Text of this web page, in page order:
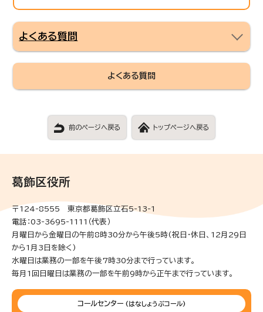
よくある質問
よくある質問
前のページへ戻る トップページへ戻る
葛飾区役所
〒124-8555 東京都葛飾区立石5-13-1
電話：03-3695-1111（代表）
月曜日から金曜日の午前8時30分から午後5時(祝日・休日、12月29日
から1月3日を除く)
水曜日は業務の一部を午後7時30分まで行っています。
毎月1回日曜日は業務の一部を午前9時から正午まで行っています。
コールセンター (はなしょうぶコール)